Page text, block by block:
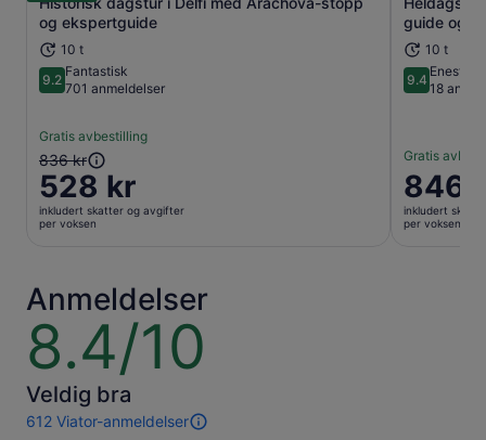
og ekspertguide
10 t
9.29.2 av 10
Fantastisk
701 anmeldelser
Gratis avbestilling
Forrige
pris
var
836 kr,
pris
er
528 kr
per
voksen
836 kr
528 kr
inkludert skatter og avgifter
per voksen
Åpnes i en ny fane
guide og
10 t
9.49.4 av 10
18
Gratis
Prisen
er
846 kr
846
inkludert
per voksen
Anmeldelser
8.4/10
8.4
av
10
Veldig bra
612 Viator-anmeldelser
612